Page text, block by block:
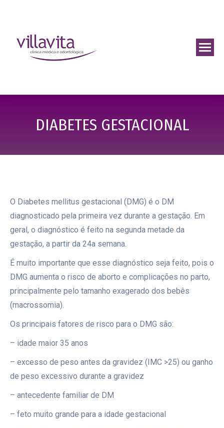
DIABETES GESTACIONAL
O Diabetes mellitus gestacional (DMG) é o DM
diagnosticado pela primeira vez durante a gestação. Em
geral, o diagnóstico é feito na segunda metade da
gestação, a partir da 24a semana.
É muito importante que esse diagnóstico seja feito, pois o
DMG aumenta o risco de aborto e complicações no parto,
principalmente pelo tamanho exagerado dos bebês
(macrossomia).
Os principais fatores de risco para o DMG são:
– idade maior 35 anos
– excesso de peso antes da gravidez (IMC >25) ou ganho
de peso excessivo durante a gravidez
– antecedente familiar de DM
– feto muito grande para a idade gestacional